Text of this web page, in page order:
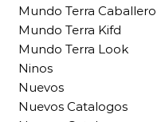
Mundo Terra Caballero
Mundo Terra Kifd
Mundo Terra Look
Ninos
Nuevos
Nuevos Catalogos